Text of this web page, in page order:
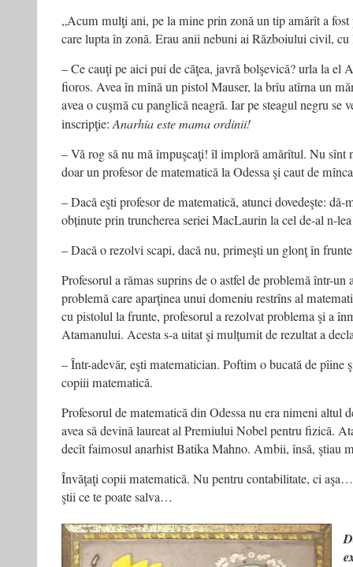
„Acum mulţi ani, pe la mine prin zonă un tip amărît a
care lupta în zonă. Erau anii nebuni ai Războiului civil,
– Ce cauţi pe aici pui de căţea, javră bolşevică? urla la el
fioros. Avea în mînă un pistol Mauser, la brîu atîrna un
avea o cuşmă cu panglică neagră. Iar pe steagul negru se
inscripţie:Anarhia este mama ordinii!
– Vă rog să nu mă împuşcaţi! îl imploră amărîtul. Nu sînt
doar un profesor de matematică la Odessa şi caut de
– Dacă eşti profesor de matematică, atunci dovedeşte: dă-
obținute prin truncherea seriei MacLaurin la cel de-al n-
– Dacă o rezolvi scapi, dacă nu, primeşti un glonţ în
Profesorul a rămas suprins de o astfel de problemă într-un
problemă care aparţinea unui domeniu restrîns al
cu pistolul la frunte, profesorul a rezolvat problema şi a
Atamanului. Acesta s-a uitat şi mulțumit de rezultat a
– Într-adevăr, eşti matematician. Poftim o bucată de pîine
copiii matematică.
Profesorul de matematică din Odessa nu era nimeni altul
avea să devină laureat al Premiului Nobel pentru fizică.
decît faimosul anarhist Batika Mahno. Ambii, însă, ştiau
Învăţaţi copii matematică. Nu pentru contabilitate, ci
ştii ce te poate salva…